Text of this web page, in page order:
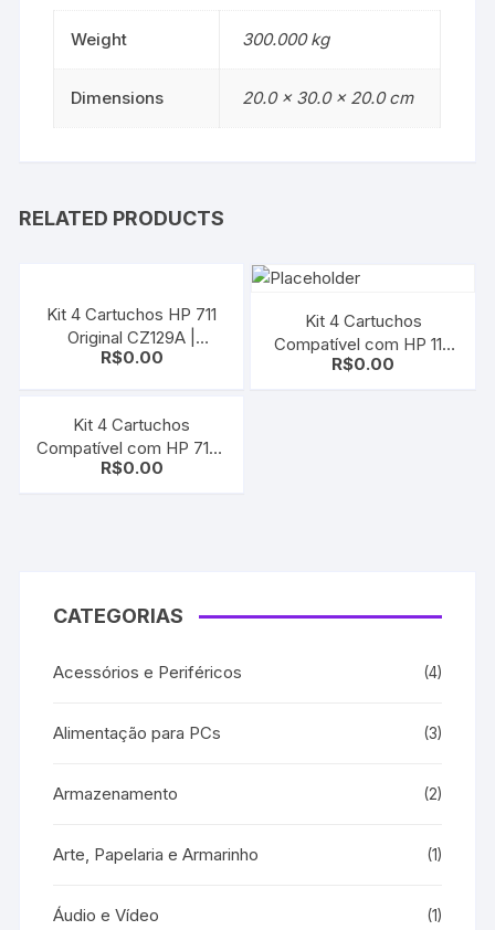
Weight 300.000 kg
Dimensions 20.0 × 30.0 × 20.0 cm
RELATED PRODUCTS
Kit 4 Cartuchos HP 711
Original CZ129A |
CZ130A | CZ131A |
R$0.00
Kit 4 Cartuchos
Compatível com HP 11 |
R$0.00
Kit 4 Cartuchos
Compatível com HP 711xl
CMYK | T120 | T520
R$0.00
CATEGORIAS
Acessórios e Periféricos (4)
Alimentação para PCs (3)
Armazenamento (2)
Arte, Papelaria e Armarinho (1)
Áudio e Vídeo (1)